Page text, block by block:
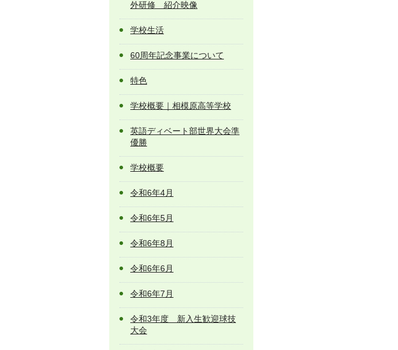
外研修 紹介映像
学校生活
60周年記念事業について
特色
学校概要｜相模原高等学校
英語ディベート部世界大会準
優勝
学校概要
令和6年4月
令和6年5月
令和6年8月
令和6年6月
令和6年7月
令和3年度 新入生歓迎球技
大会